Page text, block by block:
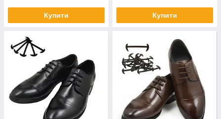
Купити Купити